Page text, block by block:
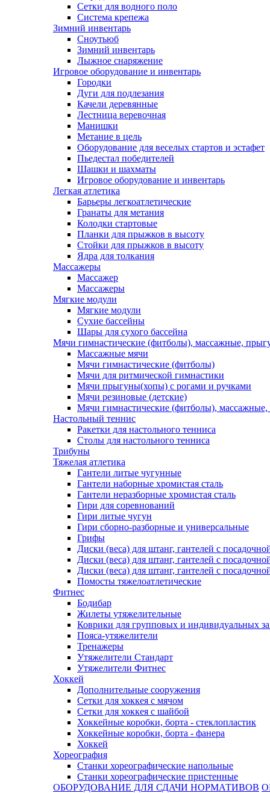
Сетки для водного поло
Система крепежа
Зимний инвентарь
Сноутьюб
Зимний инвентарь
Лыжное снаряжение
Игровое оборудование и инвентарь
Городки
Дуги для подлезания
Качели деревянные
Лестница веревочная
Манишки
Метание в цель
Оборудование для веселых стартов и эстафет
Пьедестал победителей
Шашки и шахматы
Игровое оборудование и инвентарь
Легкая атлетика
Барьеры легкоатлетические
Гранаты для метания
Колодки стартовые
Планки для прыжков в высоту
Стойки для прыжков в высоту
Ядра для толкания
Массажеры
Массажер
Массажеры
Мягкие модули
Мягкие модули
Сухие бассейны
Шары для сухого бассейна
Мячи гимнастические (фитболы), массажные,
Массажные мячи
Мячи гимнастические (фитболы)
Мячи для ритмической гимнастики
Мячи прыгуны(хопы) с рогами и ручками
Мячи резиновые (детские)
Мячи гимнастические (фитболы),
Настольный теннис
Ракетки для настольного тенниса
Столы для настольного тенниса
Трибуны
Тяжелая атлетика
Гантели литые чугунные
Гантели наборные хромистая сталь
Гантели неразборные хромистая сталь
Гири для соревнований
Гири литые чугун
Гири сборно-разборные и универсальные
Грифы
Диски (веса) для штанг, гантелей с
Диски (веса) для штанг, гантелей с
Диски (веса) для штанг, гантелей с
Помосты тяжелоатлетические
Фитнес
Бодибар
Жилеты утяжелительные
Коврики для групповых и индивидуальных
Пояса-утяжелители
Тренажеры
Утяжелители Стандарт
Утяжелители Фитнес
Хоккей
Дополнительные сооружения
Сетки для хоккея с мячом
Сетки для хоккея с шайбой
Хоккейные коробки, борта - стеклопластик
Хоккейные коробки, борта - фанера
Хоккей
Хореография
Станки хореографические напольные
Станки хореографические пристенные
ОБОРУДОВАНИЕ ДЛЯ СДАЧИ НОРМАТИВОВ